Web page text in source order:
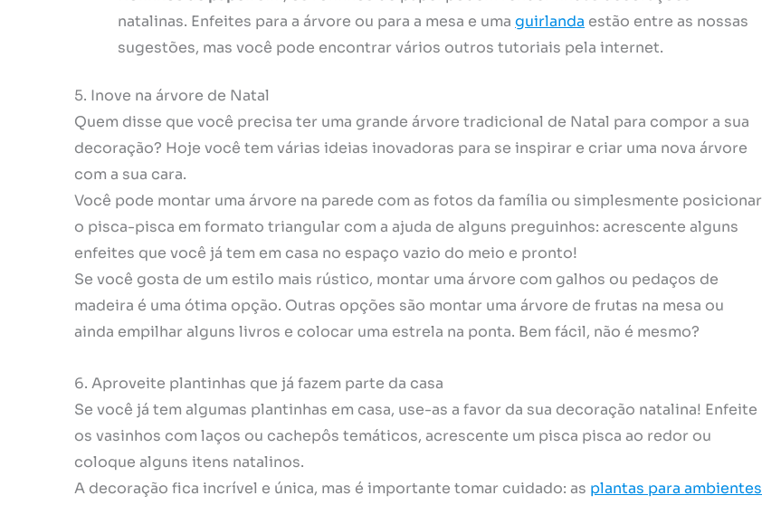
natalinas. Enfeites para a árvore ou para a mesa e uma guirlanda estão entre as nossas
sugestões, mas você pode encontrar vários outros tutoriais pela internet.
5. Inove na árvore de Natal
Quem disse que você precisa ter uma grande árvore tradicional de Natal para compor a sua
decoração? Hoje você tem várias ideias inovadoras para se inspirar e criar uma nova árvore
com a sua cara.
Você pode montar uma árvore na parede com as fotos da família ou simplesmente posicionar
o pisca-pisca em formato triangular com a ajuda de alguns preguinhos: acrescente alguns
enfeites que você já tem em casa no espaço vazio do meio e pronto!
Se você gosta de um estilo mais rústico, montar uma árvore com galhos ou pedaços de
madeira é uma ótima opção. Outras opções são montar uma árvore de frutas na mesa ou
ainda empilhar alguns livros e colocar uma estrela na ponta. Bem fácil, não é mesmo?
6. Aproveite plantinhas que já fazem parte da casa
Se você já tem algumas plantinhas em casa, use-as a favor da sua decoração natalina! Enfeite
os vasinhos com laços ou cachepôs temáticos, acrescente um pisca pisca ao redor ou
coloque alguns itens natalinos.
A decoração fica incrível e única, mas é importante tomar cuidado: as plantas para ambientes